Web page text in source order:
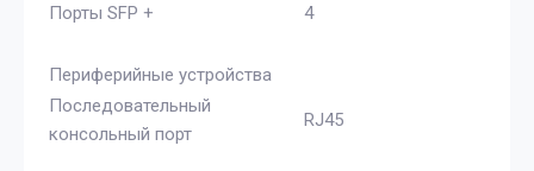
Порты SFP +
4
Периферийные устройства
Последовательный
консольный порт
RJ45